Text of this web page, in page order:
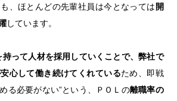
、ほとんどの先輩社員は今となっては 開
しています。
持って人材を採用していくことで、弊社で
心して働き続けてくれているため、即戦
る必要がない”という、ＰＯＬの離職率の